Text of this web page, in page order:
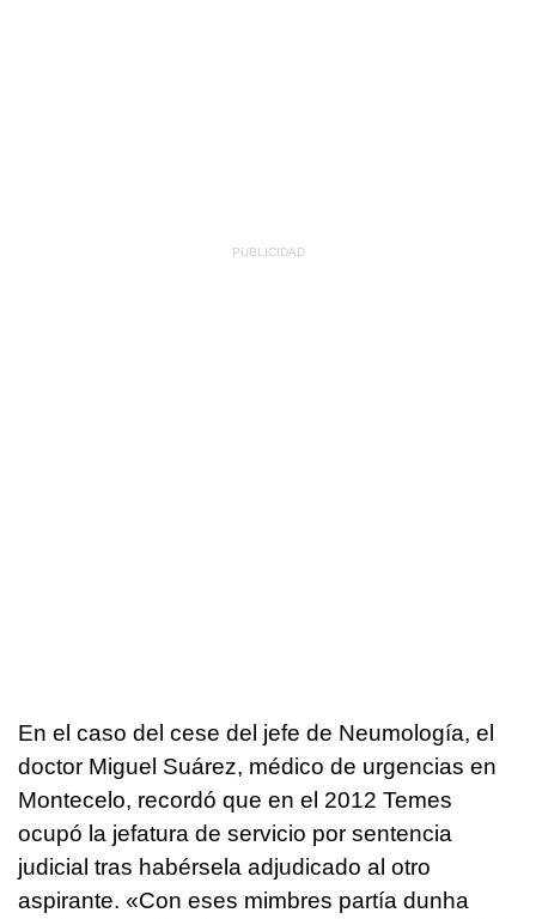
En el caso del cese del jefe de Neumología, el
doctor Miguel Suárez, médico de urgencias en
Montecelo, recordó que en el 2012 Temes
ocupó la jefatura de servicio por sentencia
judicial tras habérsela adjudicado al otro
aspirante. «Con eses mimbres partía dunha